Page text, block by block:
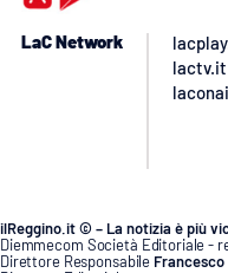
LaC Network
lactv.it
ilReggino.it © – La notizia è più
Diemmecom Società Editoriale -
Direttore Responsabile